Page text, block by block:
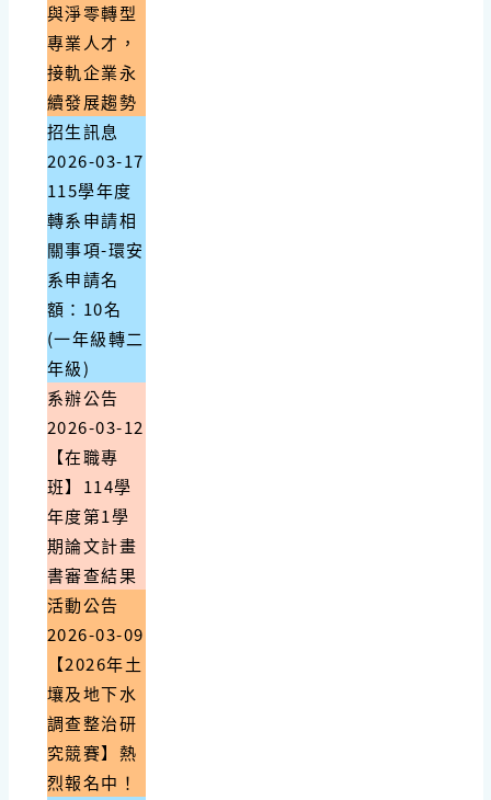
與淨零轉型
專業人才，
接軌企業永
續發展趨勢
招生訊息
2026-03-17
115學年度
轉系申請相
關事項-環安
系申請名
額：10名
(一年級轉二
年級)
系辦公告
2026-03-12
【在職專
班】114學
年度第1學
期論文計畫
書審查結果
活動公告
2026-03-09
【2026年土
壤及地下水
調查整治研
究競賽】熱
烈報名中！